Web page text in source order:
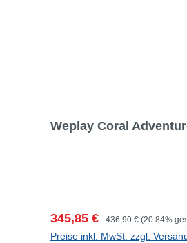
Weplay Coral
Verkaufspreis:
345,85 € Regulärer Preis:
436,90 € (20.84%
Preise inkl. MwSt. zzgl.